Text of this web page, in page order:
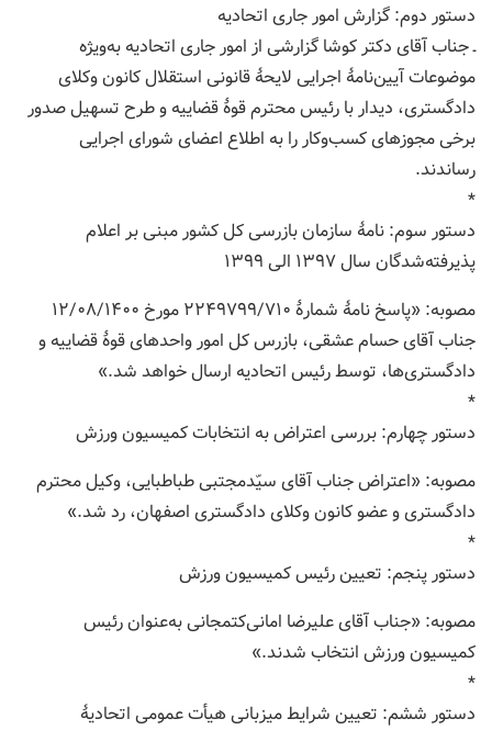
دستور دوم: گزارش امور جاری اتحادیه
ـ جناب آقای دکتر کوشا گزارشی از امور جاری اتحادیه به‌ویژه
موضوعات آیین‌نامۀ اجرایی لایحۀ قانونی استقلال کانون وکلای
دادگستری، دیدار با رئیس محترم قوۀ قضاییه و طرح تسهیل صدور
برخی مجوزهای کسب‌وکار را به اطلاع اعضای شورای اجرایی
رساندند.
*
دستور سوم: نامۀ سازمان بازرسی کل کشور مبنی بر اعلام
پذیرفته‌شدگان سال ۱۳۹۷ الی ۱۳۹۹
مصوبه: «پاسخ نامۀ شمارۀ ۲۲۴۹۷۹۹/۷۱۰ مورخ ۱۲/۰۸/۱۴۰۰
جناب آقای حسام عشقی، بازرس کل امور واحدهای قوۀ قضاییه و
دادگستری‌ها، توسط رئیس اتحادیه ارسال خواهد شد.»
*
دستور چهارم: بررسی اعتراض به انتخابات کمیسیون ورزش
مصوبه: «اعتراض جناب آقای سیّدمجتبی طباطبایی، وکیل محترم
دادگستری و عضو کانون وکلای دادگستری اصفهان، رد شد.»
*
دستور پنجم: تعیین رئیس کمیسیون ورزش
مصوبه: «جناب آقای علیرضا امانی‌کتمجانی به‌عنوان رئیس
کمیسیون ورزش انتخاب شدند.»
*
دستور ششم: تعیین شرایط میزبانی هیأت عمومی اتحادیۀ